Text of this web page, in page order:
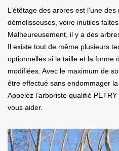
L’étêtage des arbres est l'une
démolisseuses, voire inutiles
Malheureusement, il y a des
Il existe tout de même plusieurs
optionnelles si la taille et la forme
modifiées. Avec le maximum de
être effectué sans endommager
Appelez l’arboriste qualifié
vous aider.